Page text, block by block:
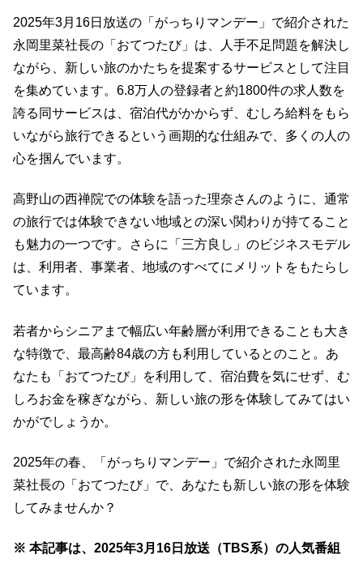
2025年3月16日放送の「がっちりマンデー」で紹介された
永岡里菜社長の「おてつたび」は、人手不足問題を解決し
ながら、新しい旅のかたちを提案するサービスとして注目
を集めています。6.8万人の登録者と約1800件の求人数を
誇る同サービスは、宿泊代がかからず、むしろ給料をもら
いながら旅行できるという画期的な仕組みで、多くの人の
心を掴んでいます。
高野山の西禅院での体験を語った理奈さんのように、通常
の旅行では体験できない地域との深い関わりが持てること
も魅力の一つです。さらに「三方良し」のビジネスモデル
は、利用者、事業者、地域のすべてにメリットをもたらし
ています。
若者からシニアまで幅広い年齢層が利用できることも大き
な特徴で、最高齢84歳の方も利用しているとのこと。あ
なたも「おてつたび」を利用して、宿泊費を気にせず、む
しろお金を稼ぎながら、新しい旅の形を体験してみてはい
かがでしょうか。
2025年の春、「がっちりマンデー」で紹介された永岡里
菜社長の「おてつたび」で、あなたも新しい旅の形を体験
してみませんか？
※ 本記事は、2025年3月16日放送（TBS系）の人気番組